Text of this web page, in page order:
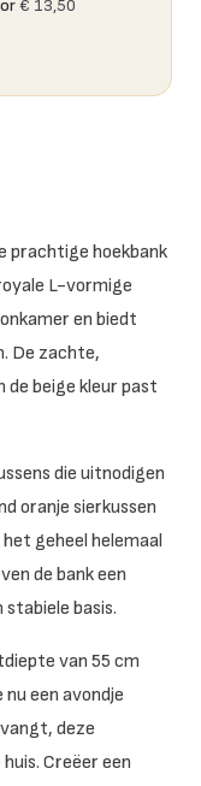
€ 13,50
prachtige hoekbank
L-vormige
en biedt
De zachte,
beige kleur past
die uitnodigen
oranje sierkussen
geheel helemaal
de bank een
basis.
van 55 cm
een avondje
deze
Creëer een